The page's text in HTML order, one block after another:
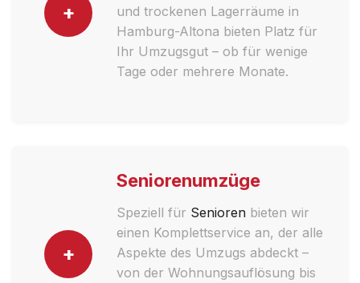
+
und trockenen Lagerräume in
Hamburg-Altona bieten Platz für
Ihr Umzugsgut – ob für wenige
Tage oder mehrere Monate.
+
Seniorenumzüge
Speziell für Senioren bieten wir
einen Komplettservice an, der alle
Aspekte des Umzugs abdeckt –
von der Wohnungsauflösung bis